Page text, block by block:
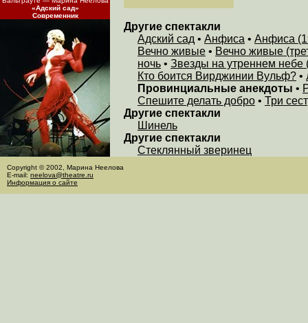
Другие спектакли
Адский сад • Анфиса • Анфиса
Вечно живые • Вечно живые
ночь • Звезды на утреннем небе
Кто боится Вирджинии Вульф? •
Провинциальные анекдоты •
Спешите делать добро • Три
Другие спектакли
Шинель
Другие спектакли
Стеклянный зверинец
«Адский сад»
Современник
Copyright © 2002, Марина Неелова
E-mail: neelova@theatre.ru
Информация о сайте